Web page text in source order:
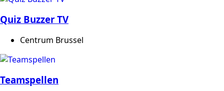
Quiz Buzzer TV
Centrum Brussel
Teamspellen